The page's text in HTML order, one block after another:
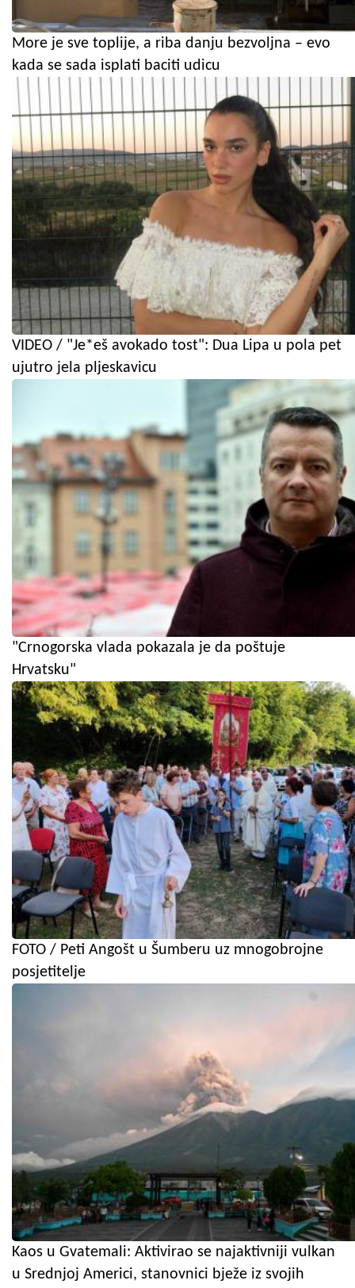
More je sve toplije, a riba danju bezvoljna – evo
kada se sada isplati baciti udicu
VIDEO / "Je*eš avokado tost": Dua Lipa u pola pet
ujutro jela pljeskavicu
"Crnogorska vlada pokazala je da poštuje
Hrvatsku"
FOTO / Peti Angošt u Šumberu uz mnogobrojne
posjetitelje
Kaos u Gvatemali: Aktivirao se najaktivniji vulkan
u Srednjoj Americi, stanovnici bježe iz svojih